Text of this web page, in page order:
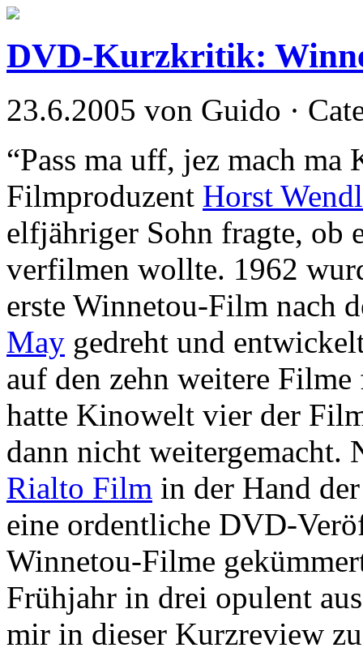
DVD-Kurzkritik:
23.6.2005 von Guido ·
“Pass ma uff, jez mach
Filmproduzent Horst
elfjähriger Sohn fragte, ob
verfilmen wollte. 1962
erste Winnetou-Film nach
May gedreht und
auf den zehn weitere
hatte Kinowelt vier der
dann nicht weitergemacht.
Rialto Film in der Hand
eine ordentliche DVD-
Winnetou-Filme
Frühjahr in drei opulent
mir in dieser Kurzreview